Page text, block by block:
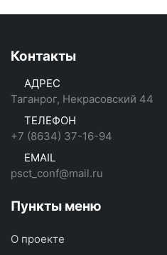
Контакты
АДРЕС
Таганрог, Некрасовский 44
ТЕЛЕФОН
+7 (8634) 37-16-94
EMAIL
psct_conf@mail.ru
Пункты меню
О проекте